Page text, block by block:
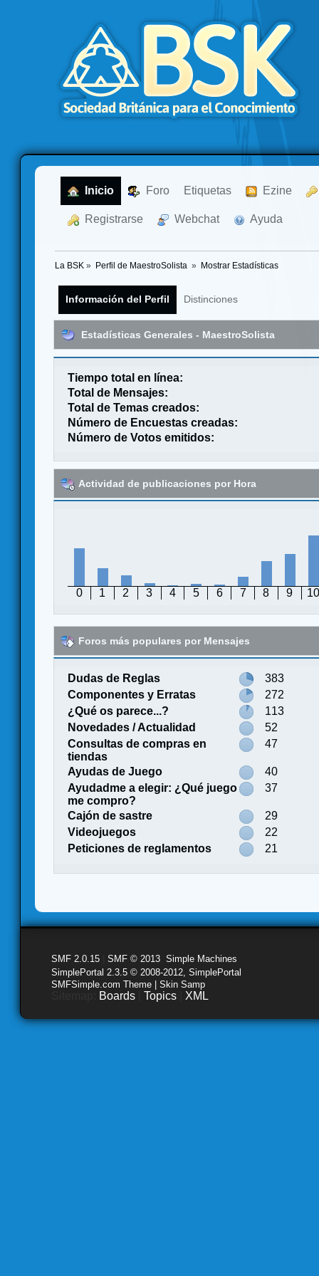
Inicio Foro Etiquetas Ezine
Registrarse Webchat Ayuda
La BSK » Perfil de MaestroSolista » Mostrar Estadísticas
Información del Perfil Distinciones
Estadísticas Generales - MaestroSolista
Tiempo total en línea:
Total de Mensajes:
Total de Temas creados:
Número de Encuestas creadas:
Número de Votos emitidos:
Actividad de publicaciones por Hora
0 1 2 3 4 5 6 7 8 9 10
Foros más populares por Mensajes
Dudas de Reglas
383
Componentes y Erratas
272
¿Qué os parece...?
113
Novedades / Actualidad
52
Consultas de compras en
tiendas
47
Ayudas de Juego
40
Ayudadme a elegir: ¿Qué juego
me compro?
37
Cajón de sastre
29
Videojuegos
22
Peticiones de reglamentos
21
SMF 2.0.15 SMF © 2013 Simple Machines
SimplePortal 2.3.5 © 2008-2012, SimplePortal
SMFSimple.com Theme | Skin Samp
Boards Topics XML